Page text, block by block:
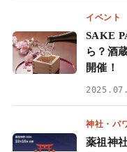
イベント
SAKE
ら？酒
開催！
神社・パ
薬祖神